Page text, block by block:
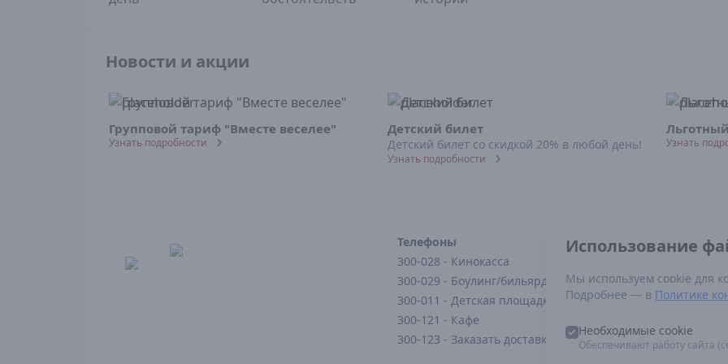
Новости и акции
Групповой тариф "Вместе веселее"
Узнать подробности
Детский билет
Детский билет со скидкой 20% в любой день!
Узнать подробности
Узнать
Телефоны
300-028 - Кинокасса
300-029 - Боулинг/бильярд
300-011 - Детская площадка
300-121 - Кафе
300-123 - Заказать доставку
Использование
Мы используем cookie для
Подробнее — в Политике
Необходимые cookie
Обеспечивают работу сайта